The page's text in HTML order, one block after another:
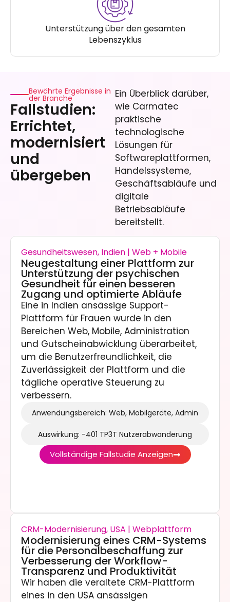
Unterstützung über den gesamten
Lebenszyklus
Bewährte Ergebnisse in
der Branche
Fallstudien:
Errichtet,
modernisiert
und
übergeben
Ein Überblick darüber,
wie Carmatec
praktische
technologische
Lösungen für
Softwareplattformen,
Handelssysteme,
Geschäftsabläufe und
digitale
Betriebsabläufe
bereitstellt.
Gesundheitswesen, Indien | Web + Mobile
Neugestaltung einer Plattform zur
Unterstützung der psychischen
Gesundheit für einen besseren
Zugang und optimierte Abläufe
Eine in Indien ansässige Support-
Plattform für Frauen wurde in den
Bereichen Web, Mobile, Administration
und Gutscheinabwicklung überarbeitet,
um die Benutzerfreundlichkeit, die
Zuverlässigkeit der Plattform und die
tägliche operative Steuerung zu
verbessern.
Anwendungsbereich: Web, Mobilgeräte, Admin
Auswirkung: -401 TP3T Nutzerabwanderung
Vollständige Fallstudie Anzeigen
CRM-Modernisierung, USA | Webplattform
Modernisierung eines CRM-Systems
für die Personalbeschaffung zur
Verbesserung der Workflow-
Transparenz und Produktivität
Wir haben die veraltete CRM-Plattform
eines in den USA ansässigen